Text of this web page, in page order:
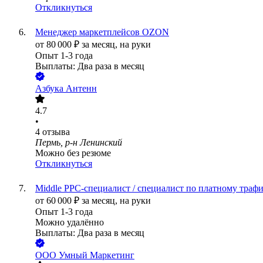
Откликнуться
Менеджер маркетплейсов OZON
от 80 000 ₽ за месяц, на руки
Опыт 1-3 года
Выплаты: Два раза в месяц
Азбука Антенн
4.7
•
4 отзыва
Пермь, р-н Ленинский
Можно без резюме
Откликнуться
Middle PPC-специалист / специалист по платному
от 60 000 ₽ за месяц, на руки
Опыт 1-3 года
Можно удалённо
Выплаты: Два раза в месяц
ООО Умный Маркетинг